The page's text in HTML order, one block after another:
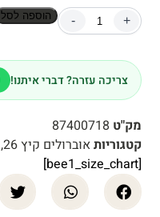
- + הוספה לסל
צריכה עזרה? דברי איתנו!
מק"ט 87400718
קטגוריותאוברולים קיץ 26 ,
[bee1_size_chart]